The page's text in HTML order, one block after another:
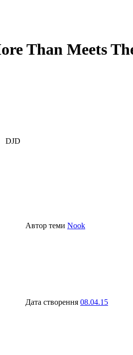
Than Meets
DJD
Автор теми Nook
Дата створення 08.04.15